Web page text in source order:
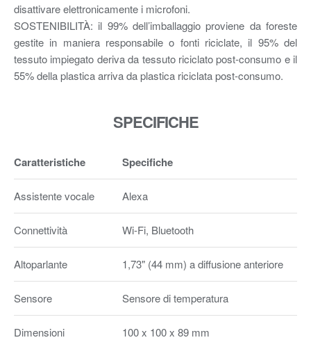
disattivare elettronicamente i microfoni.
SOSTENIBILITÀ: il 99% dell’imballaggio proviene da foreste
gestite in maniera responsabile o fonti riciclate, il 95% del
tessuto impiegato deriva da tessuto riciclato post-consumo e il
55% della plastica arriva da plastica riciclata post-consumo.
SPECIFICHE
Caratteristiche Specifiche
Assistente vocale Alexa
Connettività Wi-Fi, Bluetooth
Altoparlante 1,73" (44 mm) a diffusione anteriore
Sensore Sensore di temperatura
Dimensioni 100 x 100 x 89 mm